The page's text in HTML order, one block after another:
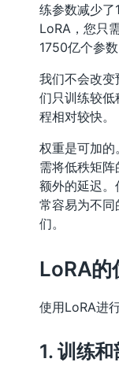
练参数减少
LoRA，您只
1750亿个参数
我们不会改
们只训练较
程相对较快。
权重是可加的
需将低秩矩
额外的延迟
常容易为不同
们。
LoRA的
使用LoRA进
1. 训练